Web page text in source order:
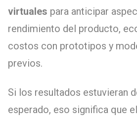
virtuales para anticipar
rendimiento del producto,
costos con prototipos y
previos.
Si los resultados estuvieran
esperado, eso significa que el